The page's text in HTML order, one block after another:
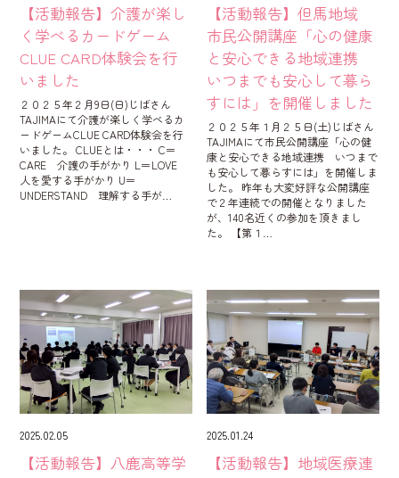
【活動報告】介護が楽し
く学べるカードゲーム
CLUE CARD体験会を行
いました
２０２５年２月9日(日)じばさん
TAJIMAにて介護が楽しく学べるカ
ードゲームCLUE CARD体験会を行
いました。 CLUEとは・・・ C＝
CARE 介護の手がかり L＝LOVE
人を愛する手がかり U＝
UNDERSTAND 理解する手が…
【活動報告】但馬地域
市民公開講座「心の健康
と安心できる地域連携
いつまでも安心して暮ら
すには」を開催しました
２０２５年１月２５日(土)じばさん
TAJIMAにて市民公開講座「心の健
康と安心できる地域連携 いつまで
も安心して暮らすには」を開催しま
した。 昨年も大変好評な公開講座
で２年連続での開催となりました
が、140名近くの参加を頂きまし
た。 【第１…
2025.02.05
【活動報告】八鹿高等学
2025.01.24
【活動報告】地域医療連